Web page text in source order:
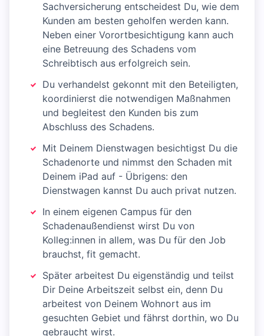
Sachversicherung entscheidest Du, wie dem
Kunden am besten geholfen werden kann.
Neben einer Vorortbesichtigung kann auch
eine Betreuung des Schadens vom
Schreibtisch aus erfolgreich sein.
Du verhandelst gekonnt mit den Beteiligten,
koordinierst die notwendigen Maßnahmen
und begleitest den Kunden bis zum
Abschluss des Schadens.
Mit Deinem Dienstwagen besichtigst Du die
Schadenorte und nimmst den Schaden mit
Deinem iPad auf - Übrigens: den
Dienstwagen kannst Du auch privat nutzen.
In einem eigenen Campus für den
Schadenaußendienst wirst Du von
Kolleg:innen in allem, was Du für den Job
brauchst, fit gemacht.
Später arbeitest Du eigenständig und teilst
Dir Deine Arbeitszeit selbst ein, denn Du
arbeitest von Deinem Wohnort aus im
gesuchten Gebiet und fährst dorthin, wo Du
gebraucht wirst.